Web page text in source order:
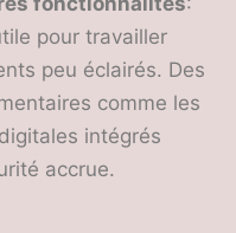
pour travailler
peu éclairés. Des
comme les
intégrés
accrue.